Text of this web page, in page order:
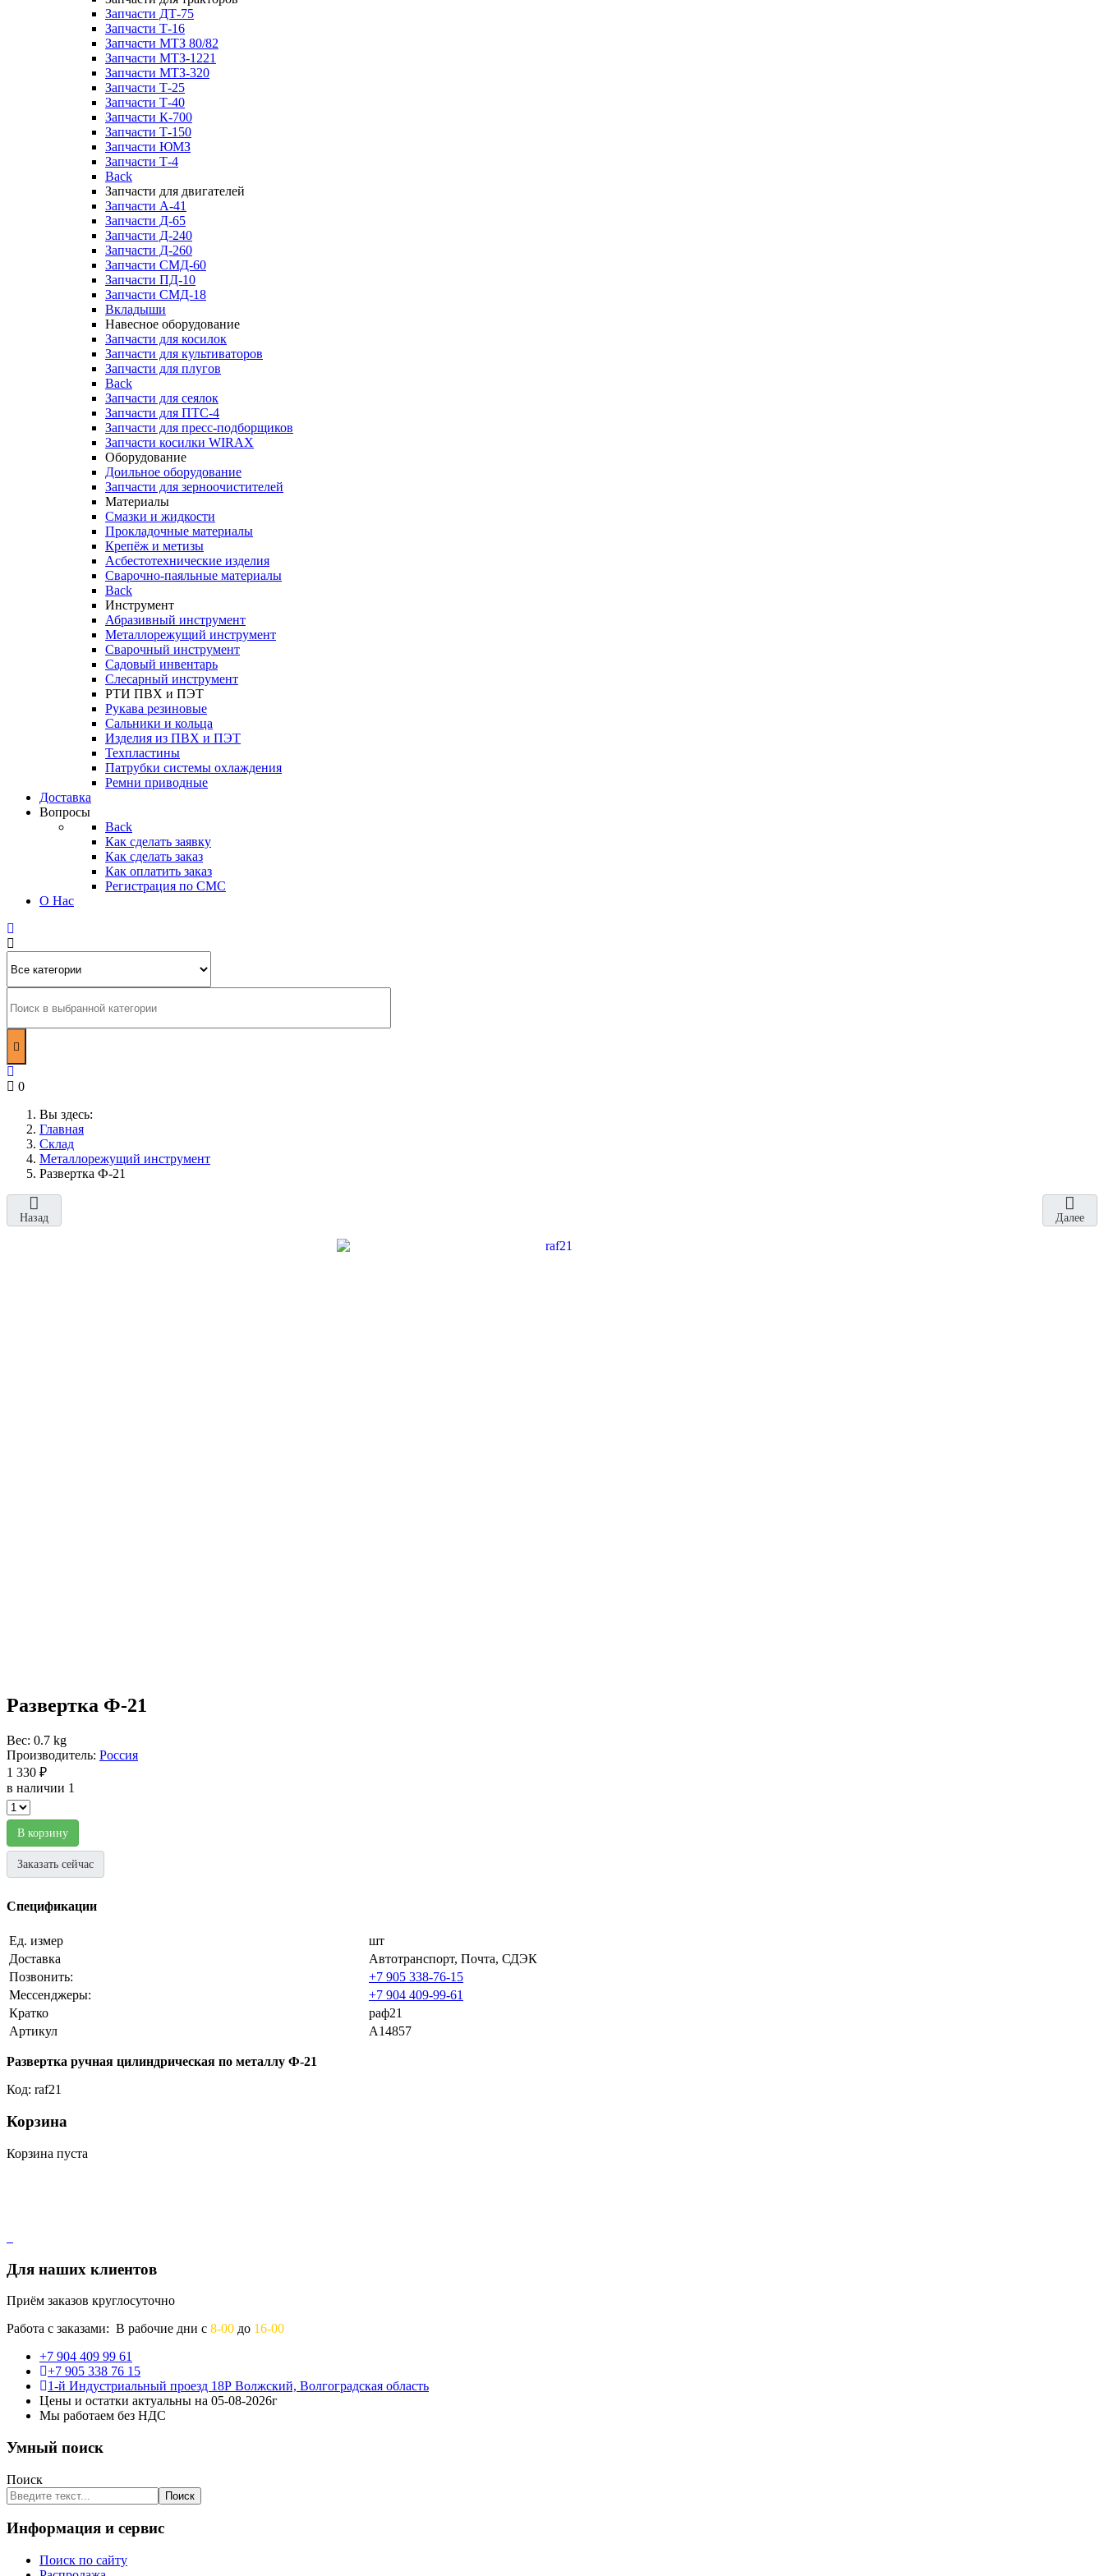
Запчасти ДТ-75
Запчасти Т-16
Запчасти МТЗ 80/82
Запчасти МТЗ-1221
Запчасти МТЗ-320
Запчасти Т-25
Запчасти Т-40
Запчасти К-700
Запчасти Т-150
Запчасти ЮМЗ
Запчасти Т-4
Back
Запчасти для двигателей
Запчасти А-41
Запчасти Д-65
Запчасти Д-240
Запчасти Д-260
Запчасти СМД-60
Запчасти ПД-10
Запчасти СМД-18
Вкладыши
Навесное оборудование
Запчасти для косилок
Запчасти для культиваторов
Запчасти для плугов
Back
Запчасти для сеялок
Запчасти для ПТС-4
Запчасти для пресс-подборщиков
Запчасти косилки WIRAX
Оборудование
Доильное оборудование
Запчасти для зерноочистителей
Материалы
Смазки и жидкости
Прокладочные материалы
Крепёж и метизы
Асбестотехнические изделия
Сварочно-паяльные материалы
Back
Инструмент
Абразивный инструмент
Металлорежущий инструмент
Сварочный инструмент
Садовый инвентарь
Слесарный инструмент
РТИ ПВХ и ПЭТ
Рукава резиновые
Сальники и кольца
Изделия из ПВХ и ПЭТ
Техпластины
Патрубки системы охлаждения
Ремни приводные
Доставка
Вопросы
Back
Как сделать заявку
Как сделать заказ
Как оплатить заказ
Регистрация по СМС
О Нас
0
Вы здесь:
Главная
Склад
Металлорежущий инструмент
Развертка Ф-21
Назад Далее
Развертка Ф-21
Вес: 0.7 kg
Производитель: Россия
1 330 ₽
в наличии 1
В корзину
Заказать сейчас
Спецификации
Ед. измер
шт
Доставка
Автотранспорт, Почта, СДЭК
Позвонить:
+7 905 338-76-15
Мессенджеры:
+7 904 409-99-61
Кратко
раф21
Артикул
A14857
Развертка ручная цилиндрическая по металлу Ф-21
Код: raf21
Корзина
Корзина пуста
Для наших клиентов
Приём заказов круглосуточно
Работа с заказами: В рабочие дни с 8-00 до 16-00
+7 904 409 99 61
+7 905 338 76 15
1-й Индустриальный проезд 18Р Волжский, Волгоградская область
Цены и остатки актуальны на 05-08-2026г
Мы работаем без НДС
Умный поиск
Поиск
Поиск
Информация и сервис
Поиск по сайту